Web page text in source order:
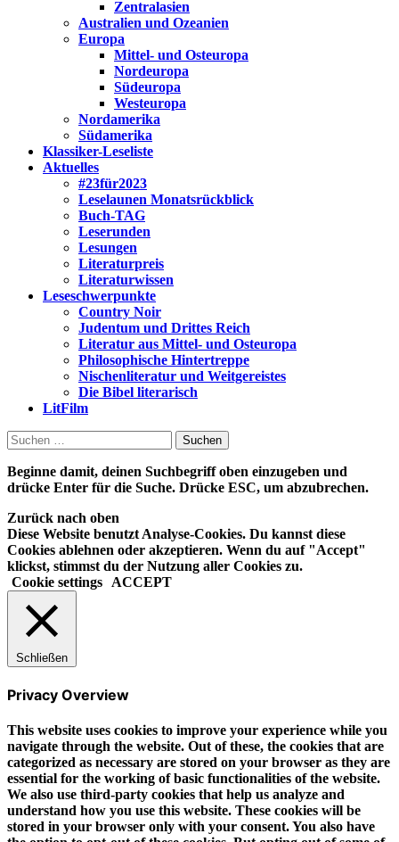
Zentralasien
Australien und Ozeanien
Europa
Mittel- und Osteuropa
Nordeuropa
Südeuropa
Westeuropa
Nordamerika
Südamerika
Klassiker-Leseliste
Aktuelles
#23für2023
Leselaunen Monatsrückblick
Buch-TAG
Leserunden
Lesungen
Literaturpreis
Literaturwissen
Leseschwerpunkte
Country Noir
Judentum und Drittes Reich
Literatur aus Mittel- und Osteuropa
Philosophische Hintertreppe
Nischenliteratur und Weitgereistes
Die Bibel literarisch
LitFilm
Suchen
nach:
Beginne damit, deinen Suchbegriff oben einzugeben und
drücke Enter für die Suche. Drücke ESC, um abzubrechen.
Zurück nach oben
Diese Website benutzt Analyse-Cookies. Du kannst diese
Cookies ablehnen oder akzeptieren. Wenn du auf "Accept"
klickst, stimmst du der Nutzung aller Cookies zu.
Cookie settings
ACCEPT
Schließen
Privacy Overview
This website uses cookies to improve your experience while you
navigate through the website. Out of these, the cookies that are
categorized as necessary are stored on your browser as they are
essential for the working of basic functionalities of the website.
We also use third-party cookies that help us analyze and
understand how you use this website. These cookies will be
stored in your browser only with your consent. You also have